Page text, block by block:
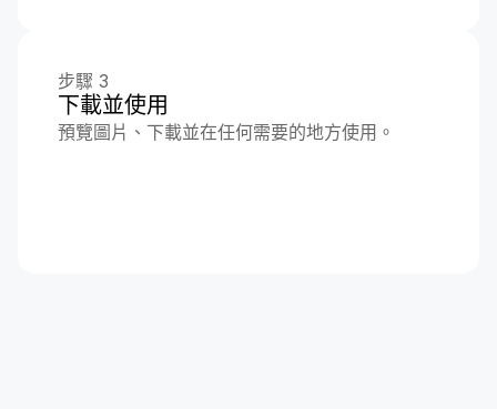
步驟 3
下載並使用
預覽圖片、下載並在任何需要的地方使用。